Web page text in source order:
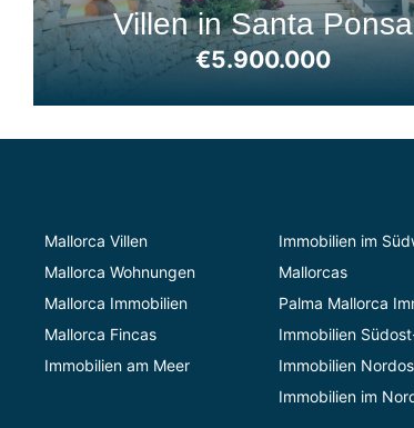
Villen in Santa Ponsa
€5.900.000
Mallorca Villen
Mallorca Wohnungen
Mallorca Immobilien
Mallorca Fincas
Immobilien am Meer
Immobilien im
Mallorcas
Palma Mallorca
Immobilien
Immobilien
Immobilien im